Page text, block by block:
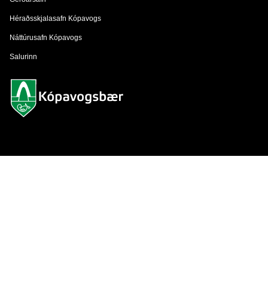
Héraðsskjalasafn Kópavogs
Náttúrusafn Kópavogs
Salurinn